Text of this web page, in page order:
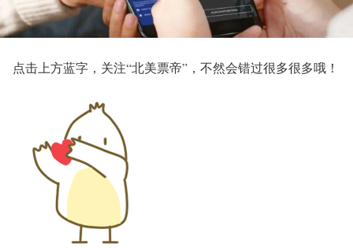
点击上方蓝字，关注“北美票帝” ，不然会错过很多很多哦！